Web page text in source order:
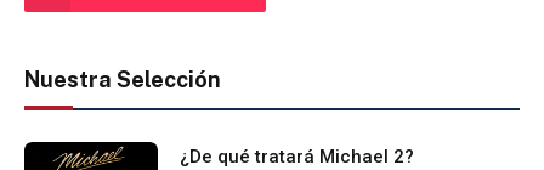
Nuestra Selección
¿De qué tratará Michael 2?